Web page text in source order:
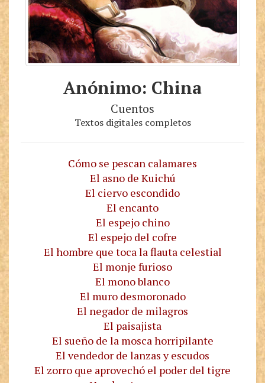
Anónimo: China
Cuentos
Textos digitales completos
Cómo se pescan calamares
El asno de Kuichú
El ciervo escondido
El encanto
El espejo chino
El espejo del cofre
El hombre que toca la flauta celestial
El monje furioso
El mono blanco
El muro desmoronado
El negador de milagros
El paisajista
El sueño de la mosca horripilante
El vendedor de lanzas y escudos
El zorro que aprovechó el poder del tigre